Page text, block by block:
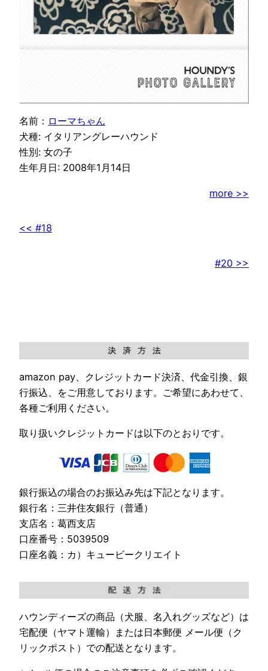
名前： ローマちゃん
犬種: イタリアングレーハウンド
性別: 女の子
生年月日: 2008年1月14日
more >>
<< #18
#20 >>
amazon pay、クレジットカード決済、代金引換、銀
行振込、をご用意しております。ご希望にあわせて、
各種ご利用ください。
取り扱いクレジットカードは以下のとおりです。
銀行振込の場合のお振込み先は下記となります。
銀行名：三井住友銀行（普通）
支店名：葛西支店
口座番号：5039509
口座名義：カ）キュービークリエイト
ハウンディーズの商品（犬服、名入れグッズなど）は
宅配便（ヤマト運輸）または日本郵便 メール便（ク
リックポスト）での配送となります。